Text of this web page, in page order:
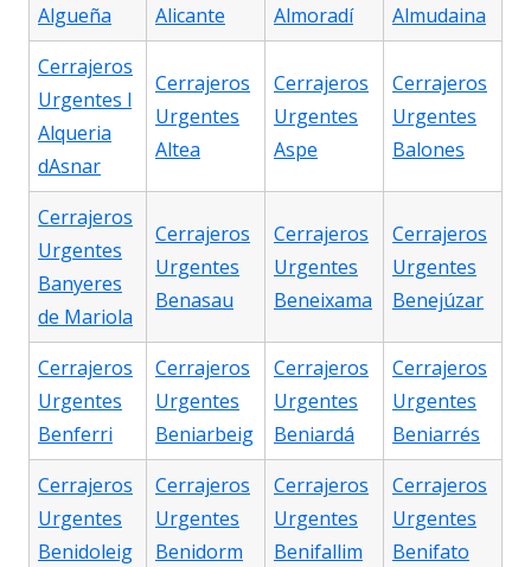
Algueña
Alicante
Almoradí
Almudaina
Cerrajeros
Urgentes l
Alqueria
dAsnar
Cerrajeros
Urgentes
Altea
Cerrajeros
Urgentes
Aspe
Cerrajeros
Urgentes
Balones
Cerrajeros
Urgentes
Banyeres
de Mariola
Cerrajeros
Urgentes
Benasau
Cerrajeros
Urgentes
Beneixama
Cerrajeros
Urgentes
Benejúzar
Cerrajeros
Urgentes
Benferri
Cerrajeros
Urgentes
Beniarbeig
Cerrajeros
Urgentes
Beniardá
Cerrajeros
Urgentes
Beniarrés
Cerrajeros
Urgentes
Benidoleig
Cerrajeros
Urgentes
Benidorm
Cerrajeros
Urgentes
Benifallim
Cerrajeros
Urgentes
Benifato